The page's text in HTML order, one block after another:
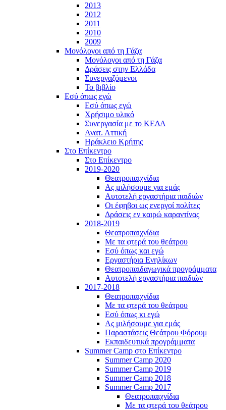
2013
2012
2011
2010
2009
Μονόλογοι από τη Γάζα
Μονόλογοι από τη Γάζα
Δράσεις στην Ελλάδα
Συνεργαζόμενοι
To βιβλίο
Εσύ όπως εγώ
Εσύ όπως εγώ
Χρήσιμο υλικό
Συνεργασία με το ΚΕΔΑ
Ανατ. Αττική
Ηράκλειο Κρήτης
Στο Επίκεντρο
Στο Επίκεντρο
2019-2020
Θεατροπαιχνίδια
Ας μιλήσουμε για εμάς
Αυτοτελή εργαστήρια παιδιών
Οι έφηβοι ως ενεργοί πολίτες
Δράσεις εν καιρώ καραντίνας
2018-2019
Θεατροπαιχνίδια
Με τα φτερά του θεάτρου
Εσύ όπως και εγώ
Εργαστήρια Ενηλίκων
Θεατροπαιδαγωγικά προγράμματα
Αυτοτελή εργαστήρια παιδιών
2017-2018
Θεατροπαιχνίδια
Με τα φτερά του θεάτρου
Εσύ όπως κι εγώ
Ας μιλήσουμε για εμάς
Παραστάσεις Θεάτρου Φόρουμ
Εκπαιδευτικά προγράμματα
Summer Camp στο Επίκεντρο
Summer Camp 2020
Summer Camp 2019
Summer Camp 2018
Summer Camp 2017
Θεατροπαιχνίδια
Με τα φτερά του θεάτρου